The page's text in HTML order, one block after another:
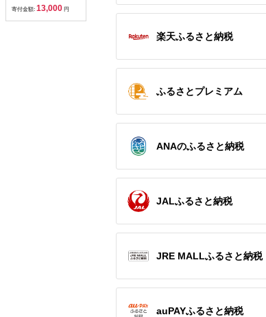
寄付金額: 13,000 円
楽天ふるさと納税
ふるさとプレミアム
ANAのふるさと納税
JALふるさと納税
JRE MALLふるさと納税
auPAYふるさと納税